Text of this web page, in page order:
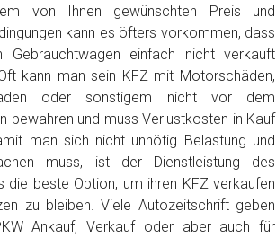
von Ihnen gewünschten Preis und
kann es öfters vorkommen, dass
Gebrauchtwagen einfach nicht verkauft
kann man sein KFZ mit Motorschäden,
oder sonstigem nicht vor dem
bewahren und muss Verlustkosten in Kauf
man sich nicht unnötig Belastung und
muss, ist der Dienstleistung des
die beste Option, um ihren KFZ verkaufen
zu bleiben. Viele Autozeitschrift geben
Ankauf, Verkauf oder aber auch für